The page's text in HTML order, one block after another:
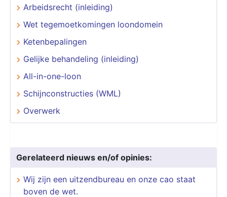
Arbeidsrecht (inleiding)
Wet tegemoetkomingen loondomein
Ketenbepalingen
Gelijke behandeling (inleiding)
All-in-one-loon
Schijnconstructies (WML)
Overwerk
Gerelateerd nieuws en/of opinies:
Wij zijn een uitzendbureau en onze cao staat
boven de wet.